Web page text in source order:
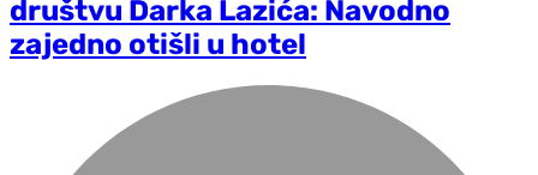
društvu Darka Lazića: Navodno
zajedno otišli u hotel